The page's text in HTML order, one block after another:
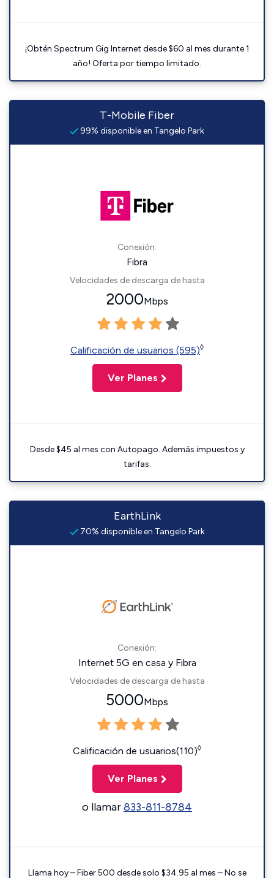
¡Obtén Spectrum Gig Internet desde $60 al mes durante 1
año! Oferta por tiempo limitado.
T-Mobile Fiber
99% disponible en Tangelo Park
Conexión:
Fibra
Velocidades de descarga de hasta
2000Mbps
Calificación de usuarios (595)◊
Ver Planes
Desde $45 al mes con Autopago. Además impuestos y
tarifas.
EarthLink
70% disponible en Tangelo Park
Conexión:
Internet 5G en casa y Fibra
Velocidades de descarga de hasta
5000Mbps
Calificación de usuarios(110)◊
Ver Planes
o llamar833-811-8784
Llama hoy – Fiber 500 desde solo $34.95 al mes – No se